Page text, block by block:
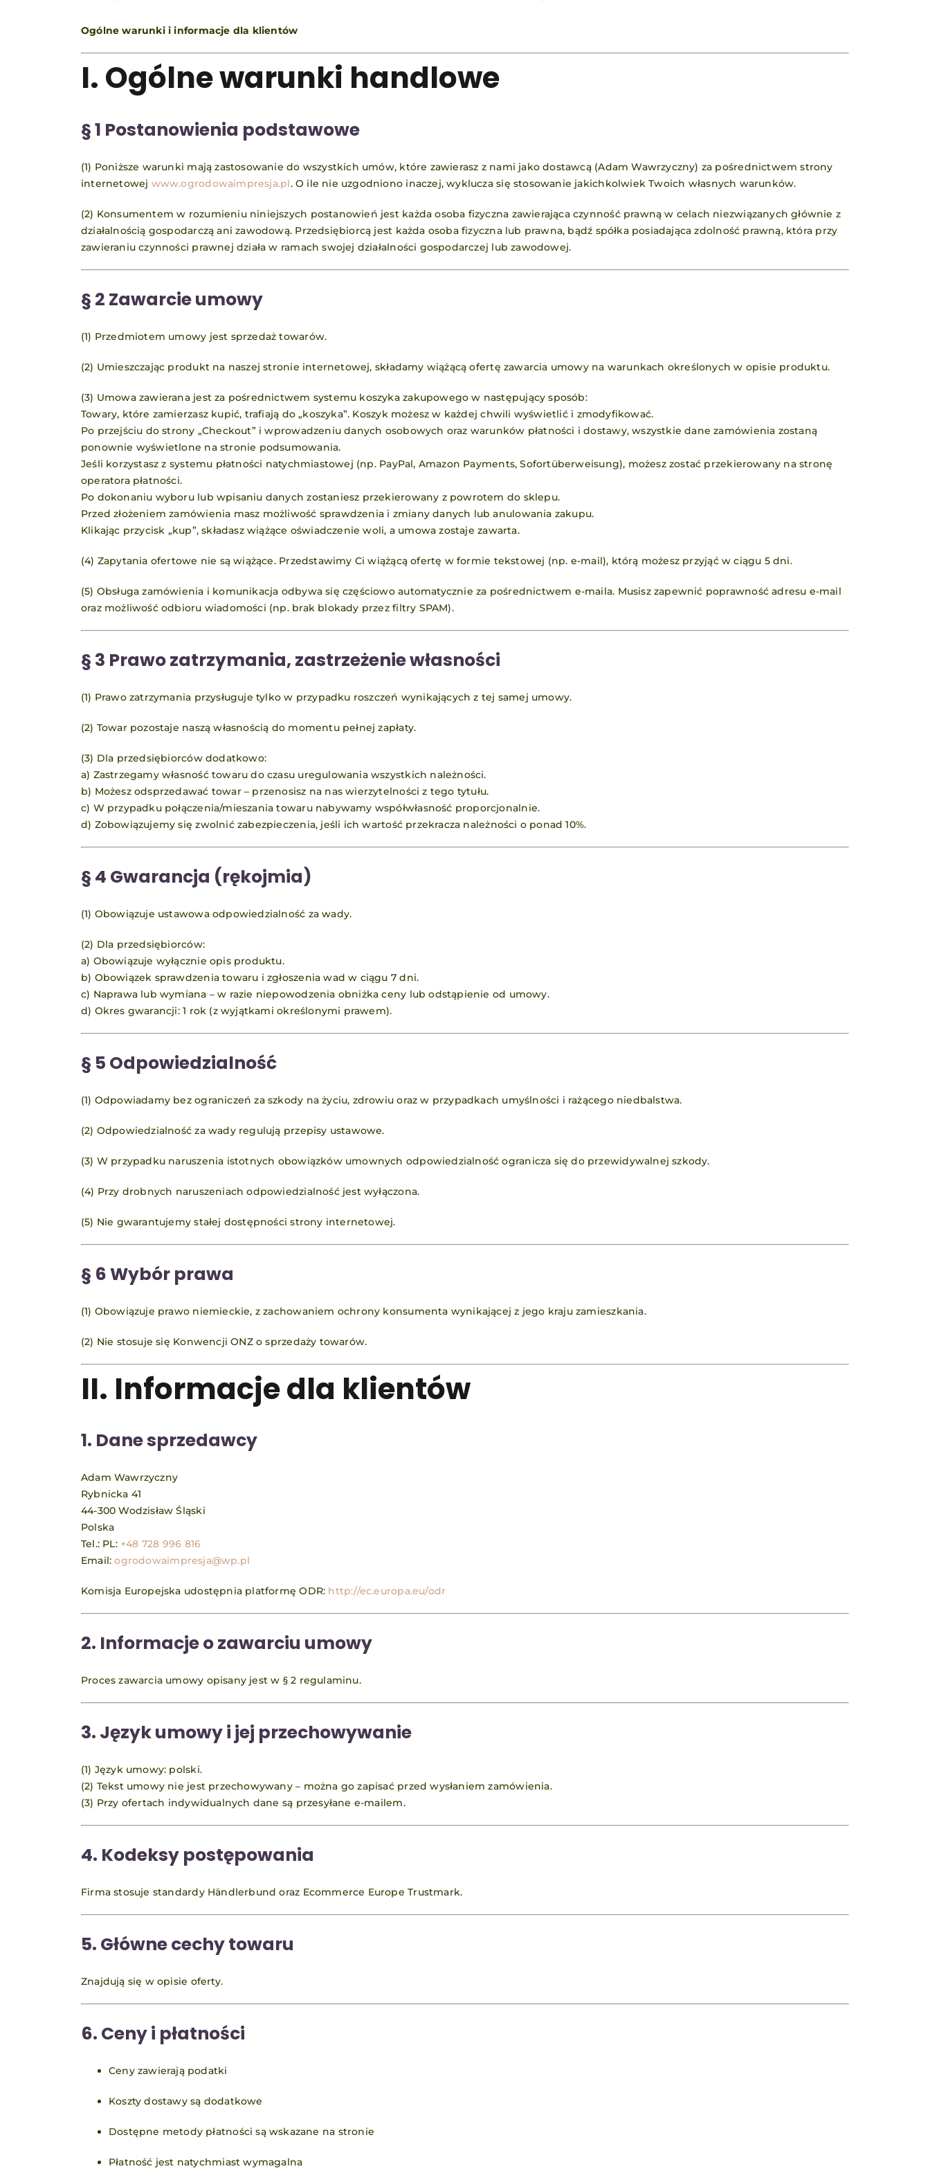
Ogólne warunki i informacje dla klientów
I. Ogólne warunki handlowe
§ 1 Postanowienia podstawowe
(1) Poniższe warunki mają zastosowanie do wszystkich umów, które zawierasz z nami jako dostawcą (Adam Wawrzyczny) za pośrednictwem strony
internetowej www.ogrodowaimpresja.pl. O ile nie uzgodniono inaczej, wyklucza się stosowanie jakichkolwiek Twoich własnych warunków.
(2) Konsumentem w rozumieniu niniejszych postanowień jest każda osoba fizyczna zawierająca czynność prawną w celach niezwiązanych głównie z
działalnością gospodarczą ani zawodową. Przedsiębiorcą jest każda osoba fizyczna lub prawna, bądź spółka posiadająca zdolność prawną, która przy
zawieraniu czynności prawnej działa w ramach swojej działalności gospodarczej lub zawodowej.
§ 2 Zawarcie umowy
(1) Przedmiotem umowy jest sprzedaż towarów.
(2) Umieszczając produkt na naszej stronie internetowej, składamy wiążącą ofertę zawarcia umowy na warunkach określonych w opisie produktu.
(3) Umowa zawierana jest za pośrednictwem systemu koszyka zakupowego w następujący sposób:
Towary, które zamierzasz kupić, trafiają do „koszyka”. Koszyk możesz w każdej chwili wyświetlić i zmodyfikować.
Po przejściu do strony „Checkout” i wprowadzeniu danych osobowych oraz warunków płatności i dostawy, wszystkie dane zamówienia zostaną
ponownie wyświetlone na stronie podsumowania.
Jeśli korzystasz z systemu płatności natychmiastowej (np. PayPal, Amazon Payments, Sofortüberweisung), możesz zostać przekierowany na stronę
operatora płatności.
Po dokonaniu wyboru lub wpisaniu danych zostaniesz przekierowany z powrotem do sklepu.
Przed złożeniem zamówienia masz możliwość sprawdzenia i zmiany danych lub anulowania zakupu.
Klikając przycisk „kup”, składasz wiążące oświadczenie woli, a umowa zostaje zawarta.
(4) Zapytania ofertowe nie są wiążące. Przedstawimy Ci wiążącą ofertę w formie tekstowej (np. e-mail), którą możesz przyjąć w ciągu 5 dni.
(5) Obsługa zamówienia i komunikacja odbywa się częściowo automatycznie za pośrednictwem e-maila. Musisz zapewnić poprawność adresu e-mail
oraz możliwość odbioru wiadomości (np. brak blokady przez filtry SPAM).
§ 3 Prawo zatrzymania, zastrzeżenie własności
(1) Prawo zatrzymania przysługuje tylko w przypadku roszczeń wynikających z tej samej umowy.
(2) Towar pozostaje naszą własnością do momentu pełnej zapłaty.
(3) Dla przedsiębiorców dodatkowo:
a) Zastrzegamy własność towaru do czasu uregulowania wszystkich należności.
b) Możesz odsprzedawać towar – przenosisz na nas wierzytelności z tego tytułu.
c) W przypadku połączenia/mieszania towaru nabywamy współwłasność proporcjonalnie.
d) Zobowiązujemy się zwolnić zabezpieczenia, jeśli ich wartość przekracza należności o ponad 10%.
§ 4 Gwarancja (rękojmia)
(1) Obowiązuje ustawowa odpowiedzialność za wady.
(2) Dla przedsiębiorców:
a) Obowiązuje wyłącznie opis produktu.
b) Obowiązek sprawdzenia towaru i zgłoszenia wad w ciągu 7 dni.
c) Naprawa lub wymiana – w razie niepowodzenia obniżka ceny lub odstąpienie od umowy.
d) Okres gwarancji: 1 rok (z wyjątkami określonymi prawem).
§ 5 Odpowiedzialność
(1) Odpowiadamy bez ograniczeń za szkody na życiu, zdrowiu oraz w przypadkach umyślności i rażącego niedbalstwa.
(2) Odpowiedzialność za wady regulują przepisy ustawowe.
(3) W przypadku naruszenia istotnych obowiązków umownych odpowiedzialność ogranicza się do przewidywalnej szkody.
(4) Przy drobnych naruszeniach odpowiedzialność jest wyłączona.
(5) Nie gwarantujemy stałej dostępności strony internetowej.
§ 6 Wybór prawa
(1) Obowiązuje prawo niemieckie, z zachowaniem ochrony konsumenta wynikającej z jego kraju zamieszkania.
(2) Nie stosuje się Konwencji ONZ o sprzedaży towarów.
II. Informacje dla klientów
1. Dane sprzedawcy
Adam Wawrzyczny
Rybnicka 41
44-300 Wodzisław Śląski
Polska
Tel.: PL: +48 728 996 816
Email:ogrodowaimpresja@wp.pl
Komisja Europejska udostępnia platformę ODR: http://ec.europa.eu/odr
2. Informacje o zawarciu umowy
Proces zawarcia umowy opisany jest w § 2 regulaminu.
3. Język umowy i jej przechowywanie
(1) Język umowy: polski.
(2) Tekst umowy nie jest przechowywany – można go zapisać przed wysłaniem zamówienia.
(3) Przy ofertach indywidualnych dane są przesyłane e-mailem.
4. Kodeksy postępowania
Firma stosuje standardy Händlerbund oraz Ecommerce Europe Trustmark.
5. Główne cechy towaru
Znajdują się w opisie oferty.
6. Ceny i płatności
Ceny zawierają podatki
Koszty dostawy są dodatkowe
Dostępne metody płatności są wskazane na stronie
Płatność jest natychmiast wymagalna